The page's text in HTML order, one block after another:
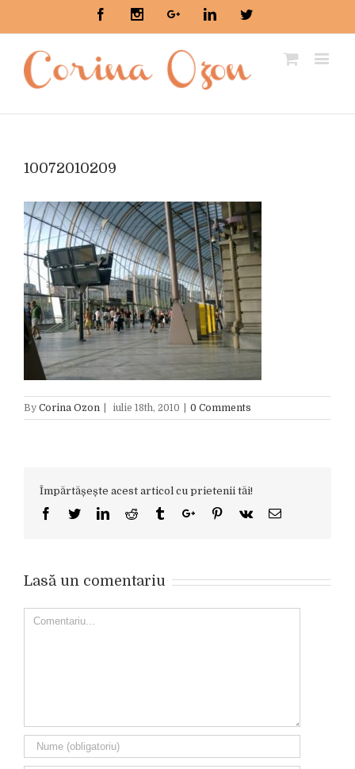
FacebookInstagramGoogle+LinkedinTwitter
10072010209
By Corina Ozon iulie 18th, 2010 0 Comments
Împărtășește acest articol cu prietenii tăi!
Facebook
TwitterLinkedinReddit TumblrGoogle+Pinterest
Vk Email
Lasă un comentariu
Comment